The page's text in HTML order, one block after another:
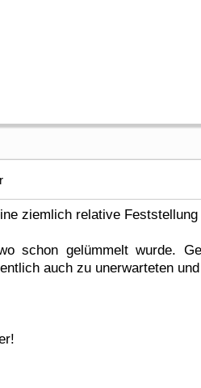
ziemlich relative Feststellung
schon gelümmelt wurde.
auch zu unerwarteten